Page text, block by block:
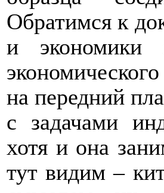
Обратимся к
и экономики
на передний
с задачами
хотя и она
тут видим –